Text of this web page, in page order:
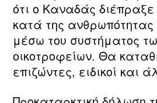
ότι ο Καναδάς
κατά της ανθρωπότητας
μέσω του συστήματος
οικοτροφείων. Θα
επιζώντες, ειδικοί και